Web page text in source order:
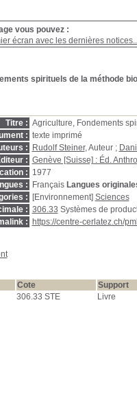
vous pouvez :
écran avec les dernières
spirituels de la méthode
Titre : Agriculture, Fondements
: texte imprimé
:
Rudolf Steiner, Auteur ;
: Genève [Suisse] : Éd.
: 1977
:
Français Langues
:
[Environnement] Sciences
: 306.33 Systèmes de
:
https://centre-cerlatez.ch/
Cote Support
306.33 STE Livre